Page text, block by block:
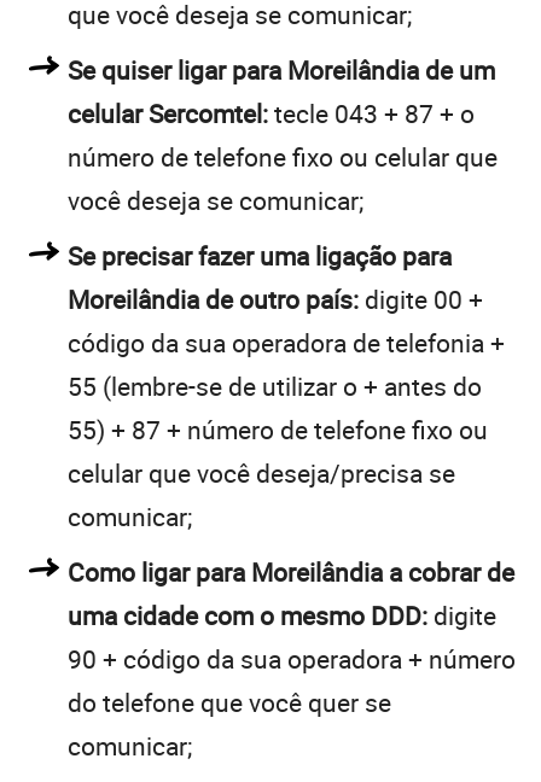
que você deseja se comunicar;
Se quiser ligar para Moreilândia de um
celular Sercomtel:tecle 043 + 87 + o
número de telefone fixo ou celular que
você deseja se comunicar;
Se precisar fazer uma ligação para
Moreilândia de outro país: digite 00 +
código da sua operadora de telefonia +
55 (lembre-se de utilizar o + antes do
55) + 87 + número de telefone fixo ou
celular que você deseja/precisa se
comunicar;
Como ligar para Moreilândia a cobrar de
uma cidade com o mesmo DDD: digite
90 + código da sua operadora + número
do telefone que você quer se
comunicar;